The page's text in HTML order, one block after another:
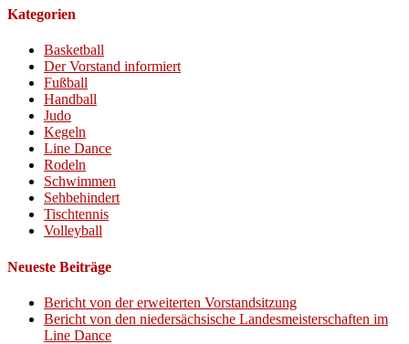
Kategorien
Basketball
Der Vorstand informiert
Fußball
Handball
Judo
Kegeln
Line Dance
Rodeln
Schwimmen
Sehbehindert
Tischtennis
Volleyball
Neueste Beiträge
Bericht von der erweiterten Vorstandsitzung
Bericht von den niedersächsische Landesmeisterschaften im
Line Dance